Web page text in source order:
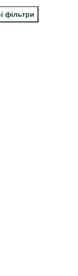
фільтри